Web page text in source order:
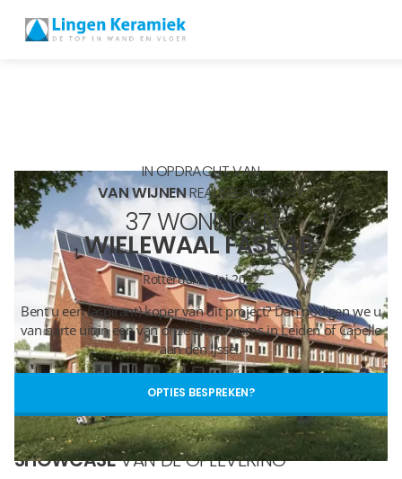
PVC
MEER PRODUCTEN
SHOWROOM BEZOEKEN
Stijlstudio's
Projecten
Blog
IN OPDRACHT VAN
VAN WIJNENREALISEERDEN WIJ:
37 WONINGEN
WIELEWAAL FASE 4B
RotterdamMei 2022
Bent u een (aspirant) koper van dit project? Dan nodigen we u
van harte uit in een van onze showrooms in Leiden of Capelle
aan den IJssel.
OPTIES BESPREKEN?
SHOWCASEVAN DE OPLEVERING